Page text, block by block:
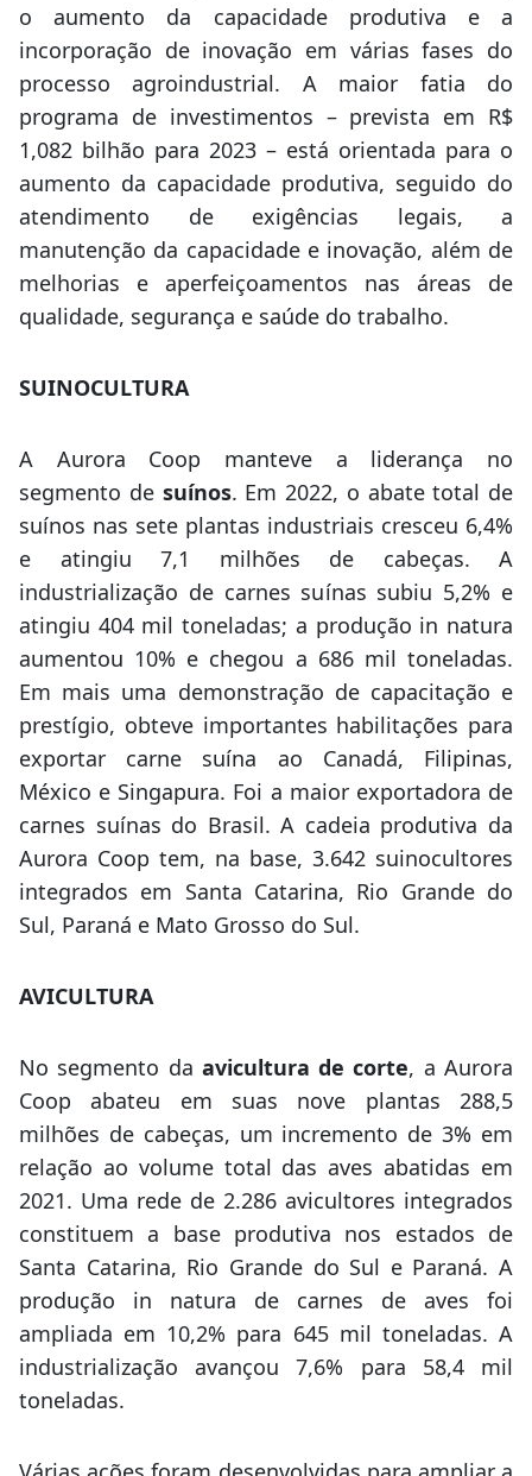
o aumento da capacidade produtiva e a
incorporação de inovação em várias fases do
processo agroindustrial. A maior fatia do
programa de investimentos – prevista em R$
1,082 bilhão para 2023 – está orientada para o
aumento da capacidade produtiva, seguido do
atendimento de exigências legais, a
manutenção da capacidade e inovação, além de
melhorias e aperfeiçoamentos nas áreas de
qualidade, segurança e saúde do trabalho.
SUINOCULTURA
A Aurora Coop manteve a liderança no
segmento de suínos. Em 2022, o abate total de
suínos nas sete plantas industriais cresceu 6,4%
e atingiu 7,1 milhões de cabeças. A
industrialização de carnes suínas subiu 5,2% e
atingiu 404 mil toneladas; a produção in natura
aumentou 10% e chegou a 686 mil toneladas.
Em mais uma demonstração de capacitação e
prestígio, obteve importantes habilitações para
exportar carne suína ao Canadá, Filipinas,
México e Singapura. Foi a maior exportadora de
carnes suínas do Brasil. A cadeia produtiva da
Aurora Coop tem, na base, 3.642 suinocultores
integrados em Santa Catarina, Rio Grande do
Sul, Paraná e Mato Grosso do Sul.
AVICULTURA
No segmento da avicultura de corte, a Aurora
Coop abateu em suas nove plantas 288,5
milhões de cabeças, um incremento de 3% em
relação ao volume total das aves abatidas em
2021. Uma rede de 2.286 avicultores integrados
constituem a base produtiva nos estados de
Santa Catarina, Rio Grande do Sul e Paraná. A
produção in natura de carnes de aves foi
ampliada em 10,2% para 645 mil toneladas. A
industrialização avançou 7,6% para 58,4 mil
toneladas.